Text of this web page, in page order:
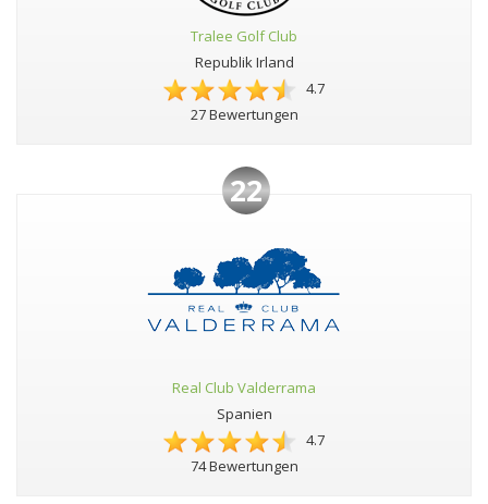
Tralee Golf Club
Republik Irland
4.7
27 Bewertungen
22
Real Club Valderrama
Spanien
4.7
74 Bewertungen